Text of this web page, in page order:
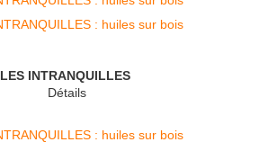
LES INTRANQUILLES
Détails